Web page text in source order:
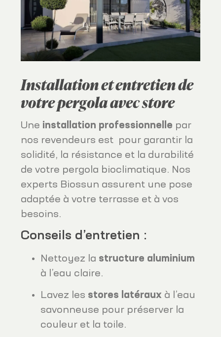
Installation et entretien de
votre pergola avec store
Une installation professionnelle par
nos revendeurs est pour garantir la
solidité, la résistance et la durabilité
de votre pergola bioclimatique. Nos
experts Biossun assurent une pose
adaptée à votre terrasse et à vos
besoins.
Conseils d’entretien :
Nettoyez la structure aluminium
à l’eau claire.
Lavez les stores latéraux à l’eau
savonneuse pour préserver la
couleur et la toile.